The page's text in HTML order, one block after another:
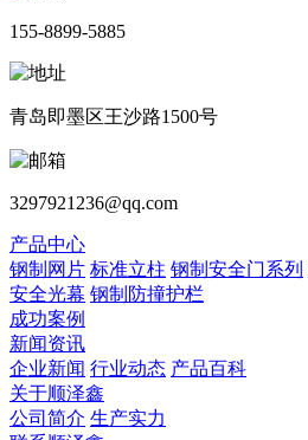
155-8899-5885
青岛即墨区王沙路1500号
3297921236@qq.com
产品中心
钢制网片 标准立柱 钢制安全门系列
安全光幕 钢制防撞护栏
成功案例
新闻资讯
企业新闻 行业动态 产品百科
关于顺泽鑫
公司简介 生产实力